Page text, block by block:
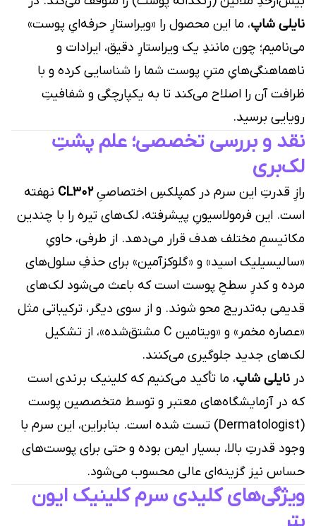
نایلی شاپ، ما این محصول را «ویراستارِ حرفه‌ایِ پوست»
می‌نامیم؛ چون مانندِ یک ویراستارِ دقیق، ایرادات و
ناهماهنگی‌هایِ متنِ پوست شما را شناسایی کرده و با
ظرافت آن را اصلاح می‌کند تا به یکپارچگی و شفافیتِ
رویایی برسید.
نقد و بررسی تخصصی؛ علم پشتِ
لک‌بری
رازِ قدرتِ این سرم در کمپلکسِ اختصاصیِCL302 نهفته
است. این فرمولاسیونِ پیشرفته، لک‌های تیره را با چندین
مکانیسمِ مختلف هدف قرار می‌دهد. از طرفی، حاویِ
«سالیسیلیک اسید» و «گلوکزآمین» برای حذفِ سلول‌های
مرده و کدرِ سطحِ پوست است که باعث می‌شود لک‌های
قدیمی به‌تدریج محو شوند. و از سوی دیگر، ترکیباتی مثل
«عصاره مخمر» و «ویتامین C مشتق‌شده»، از تشکیل
لک‌های جدید جلوگیری می‌کنند.
در نایلی شاپ، ما تأکید می‌کنیم که کلینیک برندی است
که در آزمایشگاه‌های معتبر و توسط متخصصین پوست
(Dermatologist) تست شده است. بنابراین، این سرم با
وجود قدرتِ بالا، بسیار ایمن بوده و حتی برای پوست‌های
حساس نیز گزینه‌ای عالی محسوب می‌شود.
ویژگی‌های کلیدی سرم کلینیک ایون